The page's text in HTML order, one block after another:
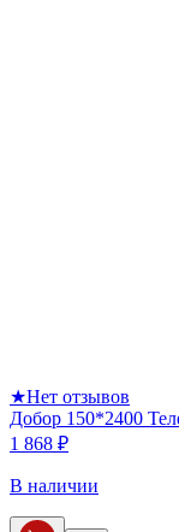
★Нет отзывов
Добор 150*2400
1 868 ₽
В наличии